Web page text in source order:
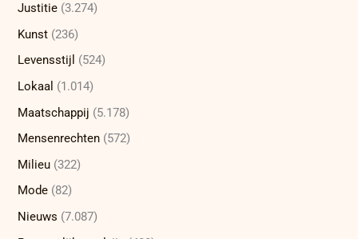
Justitie (3.274)
Kunst (236)
Levensstijl (524)
Lokaal (1.014)
Maatschappij (5.178)
Mensenrechten (572)
Milieu (322)
Mode (82)
Nieuws (7.087)